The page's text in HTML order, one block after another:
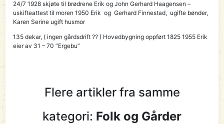
24/7 1928 skjøte til brødrene Erik og John Gerhard Haagensen –
uskifteattest til moren 1950 Erik og Gerhard Finnestad, ugifte bønder,
Karen Serine ugift husmor
135 dekar, ( ingen gårdsdrift ?? ) Hovedbygning oppført 1825 1955 Erik
eier av 31 – 70 ”Ergebu”
Flere artikler fra samme
kategori: Folk og Gårder